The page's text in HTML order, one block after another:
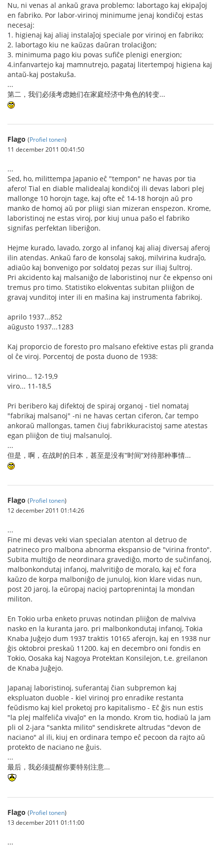
Nu, ni venas al ankaŭ grava problemo: labortago kaj ekipaĵoj
en fabriko. Por labor-virinoj minimume jenaj kondiĉoj estas
necesaj:
1. higienaj kaj aliaj instalaĵoj speciale por virinoj en fabriko;
2. labortago kiu ne kaŭzas daŭran trolaciĝon;
3. minimuma pago kiu povas sufiĉe plenigi energion;
4.infanvartejo kaj mamnutrejo, pagataj litertempoj higiena kaj
antaŭ-kaj postakuŝa.
...
第二，我们必须考虑她们在家庭经济中角色的转变...
Flago (Profiel tonen)
11 december 2011 00:41:50
...
Sed, ho, milittempa Japanio eĉ "tempon" ne havas por tia
afero! Tial en diable malidealaj kondiĉoj ili devas labori plej
mallonge 10 horojn tage, kaj ofte eĉ 14-18 horojn aŭ pro
manko de homoj aŭ por pliigi sian mizeran enspezon. Krome,
laboristinoj ne estas viroj, por kiuj unua paŝo el fabriko
signifas perfektan liberiĝon.
Hejme kurado, lavado, zorgo al infanoj kaj aliaj diversaj aferoj
ilin atendas. Ankaŭ faro de konsolaj sakoj, milvirina kudraĵo,
adiaŭo kaj bonvenigo por soldatoj pezas sur iliaj ŝultroj.
Pri akcidento kaj malsaniĝo de laboristinoj nur ĉe ekpenso oni
tremus pro timo. Statistiko elokventas subitan pliiĝon de
gravaj vunditoj inter ili en maŝina kaj instrumenta fabrikoj.
aprilo 1937...852
aŭgusto 1937...1283
Kaj proporcio de foresto pro malsano efektive estas pli granda
ol ĉe viroj. Porcentoj de posta duono de 1938:
virino... 12-19,9
viro... 11-18,5
Pri beribero kaj difektoj de spiraj organoj - tiel nomataj
"fabrikaj malsanoj" -ni ne havas certan ciferon, ĉar tempo
ankoraŭ mallongas, tamen ĉiuj fabrikkuracistoj same atestas
egan pliiĝon de tiuj malsanuloj.
...
但是，啊，在战时的日本，甚至是没有“时间”对待那种事情...
Flago (Profiel tonen)
12 december 2011 01:14:26
...
Fine mi devas veki vian specialan atenton al detruo de
patrineco pro malbona abnorma ekspansio de "virina fronto".
Subita multiĝo de neordinara gravediĝo, morto de suĉinfanoj,
malbonkondutaj infanoj, malvritiĝo de moralo, kaj eĉ fora
kaŭzo de korpa malboniĝo de junuloj, kion klare vidas nun,
post 20 jaroj, la eŭropaj nacioj partoprenintaj la mondan
militon.
En Tokio urba enketo pruvas notindan pliiĝon de malviva
nasko en la kuranta jaro. pri malbonkondutaj infanoj, Tokia
Knaba Juĝejo dum 1937 traktis 10165 aferojn, kaj en 1938 nur
ĝis oktobroi preskaŭ 11200. kaj en decembro oni fondis en
Tokio, Oosaka kaj Nagoya Protektan Konsilejon, t.e. greilanon
de Knaba Juĝejo.
Japanaj laboristinoj, suferantaj ĉian subpremon kaj
ekspluaton duoble - kiel virinoj pro enradike restanta
feŭdismo kaj kiel proketoj pro kapitalismo - Eĉ ĝis nun estis
"la plej malfeliĉa vivaĵo" en la mondo. Krom tio, hodiaŭ la jam
pli ol 2-jara "sankta milito" sendiskrete altrudas "devon de
naciano" al ili, kiuj en ordinara tempo eĉ pecoon da rajto aŭ
protekto de naciano ne ĝuis.
...
最后，我必须提醒你要特别注意...
Flago (Profiel tonen)
13 december 2011 01:11:00
...